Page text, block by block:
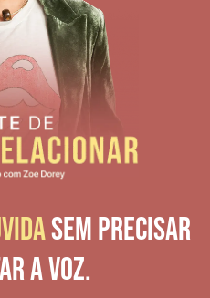
sem precisar
a voz.